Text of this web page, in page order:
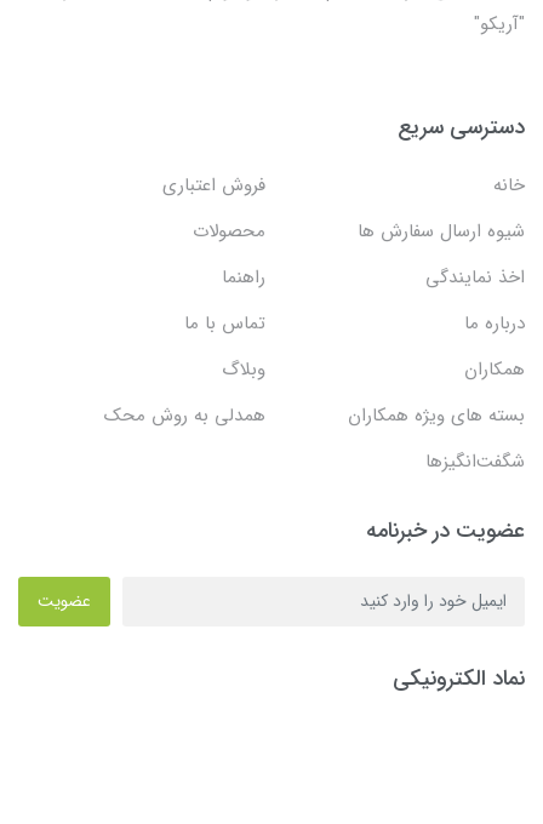
"آریکو"
دسترسی سریع
خانه
فروش اعتباری
شیوه ارسال سفارش ها
محصولات
اخذ نمایندگی
راهنما
درباره ما
تماس با ما
همکاران
وبلاگ
بسته های ویژه همکاران
همدلی به روش محک
شگفت‌انگیزها
عضویت در خبرنامه
عضویت
نماد الکترونیکی